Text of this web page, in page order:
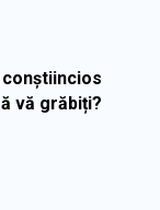
vă grăbiți?